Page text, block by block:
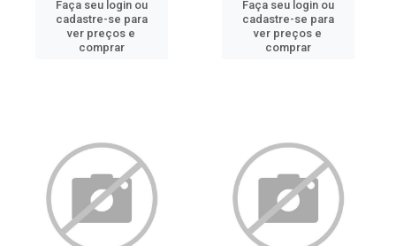
Faça seu login ou
cadastre-se para
ver preços e
comprar
Faça seu login ou
cadastre-se para
ver preços e
comprar